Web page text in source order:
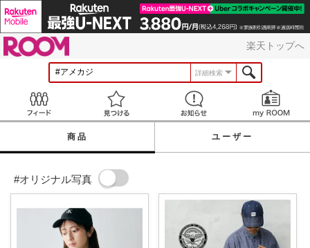
楽天トップへ
詳細検索
見つける お知らせ
商品 ユーザー
#オリジナル写真